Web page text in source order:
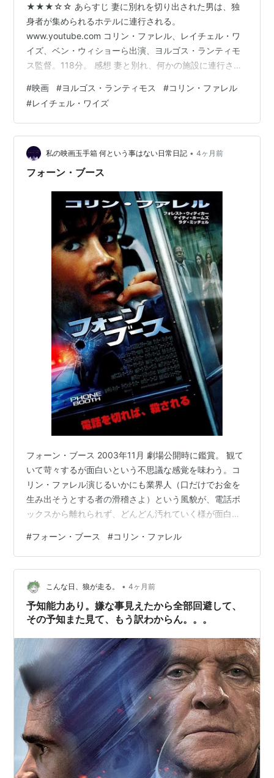
★★★☆☆ あらすじ 妻に別れを切り出された男は、独
身者が集められるホテルに連行される。
www.youtube.com コリン・ファレル、レイチェル・ワ
イズ、ベン・ウィショーら出演、ヨルゴス・ランティモ
ス監督。118分。 感想 妻と別れ、何かの施設に連行され
て、ぼんやりとながら少しずつ状況が見えてくる。どう
やら独身者は一定期間内にパートナーを見つけなければ
いけないらしく、それが出来なければ、動物に変えられ
てしまうようだ。 さらに、定められた期間を延長できる
野生の独身者を狩るイベントが用意されている。当初は
集まった独身者同士で殺し合いをするのかと…
#映画 #ヨルゴス・ランティモス #コリン・ファレル
#レイチェル・ワイズ
私の映画玉手箱 何という事はない日常日記 • 4ヶ月前
フォーン・ブース
フォーン・ブース 2003年11月 劇場公開時に鑑賞。 観て
いて苛々するが面白いという不思議な感覚を味わう。コ
リン・ファレル演じるいかにも業界人（口だけでお金を
生み出そうとする者の滑稽さよ）という風貌が、電話ボ
ックスから離れられず、どんどん汚れていく様が面白
あっという間に事件が大事になって行く様がぼっとして
いる間もなく、どんどん進んでいくのだ。話が面白いと
いうのは、こういう筋立てのことをいうのだというのを
実感する。 ダウンタウンの松本人志は「公衆電話を使わ
なくてはいけない理由付けが弱い」と言っていた。私も
そう思うが、それを差し引いても面白いと思…
#フォーン・ブース #コリン・ファレル
こんな日、狼が走る。 • 4ヶ月前
予知能力あり。嫌な事見えたから全部回避して、
その予知また見て、もう訳わからん。。。